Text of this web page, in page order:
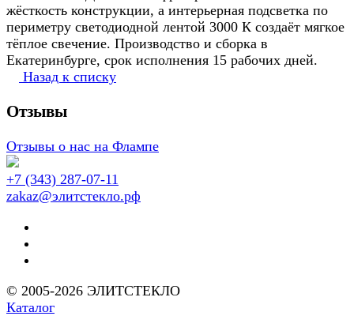
жёсткость конструкции, а интерьерная подсветка по
периметру светодиодной лентой 3000 К создаёт мягкое
тёплое свечение. Производство и сборка в
Екатеринбурге, срок исполнения 15 рабочих дней.
Назад к списку
Отзывы
Отзывы о нас на Флампе
+7 (343) 287-07-11
zakaz@элитстекло.рф
© 2005-2026 ЭЛИТСТЕКЛО
Каталог